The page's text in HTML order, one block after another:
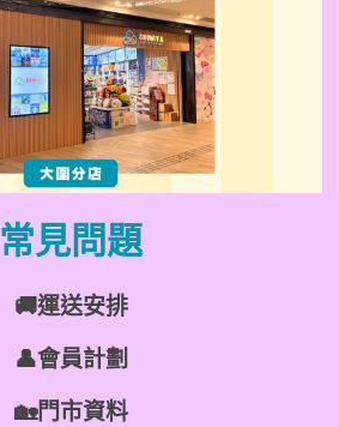
常見問題
🚚運送安排
👤會員計劃
🏡門市資料